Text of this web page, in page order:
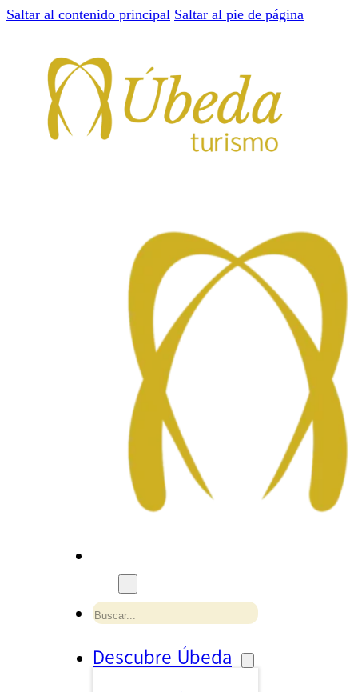
Saltar al contenido principal Saltar al pie de página
Buscar
Descubre Úbeda